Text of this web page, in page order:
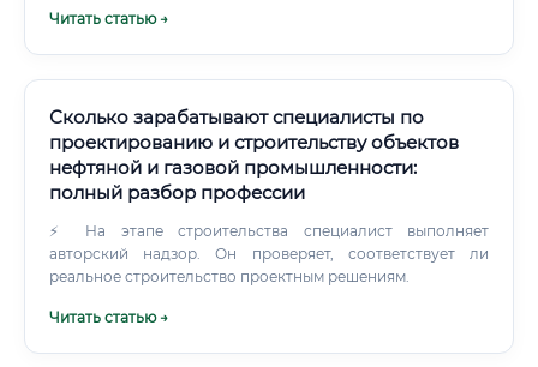
Теоретические основы холодильной технологии.
Читать статью →
Сколько зарабатывают специалисты по
проектированию и строительству объектов
нефтяной и газовой промышленности:
полный разбор профессии
⚡ На этапе строительства специалист выполняет
авторский надзор. Он проверяет, соответствует ли
реальное строительство проектным решениям.
Читать статью →